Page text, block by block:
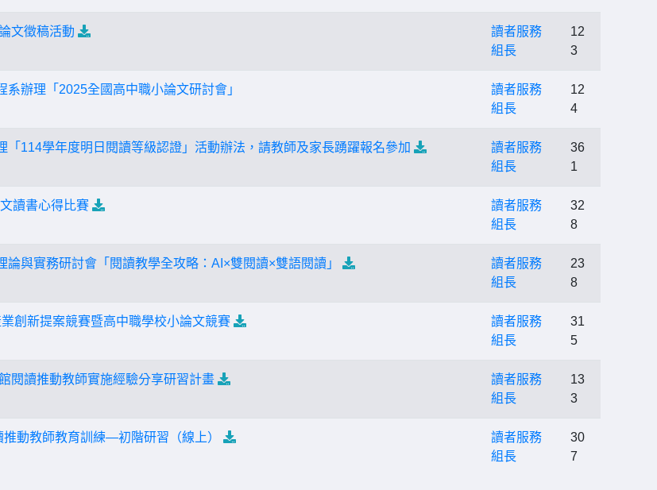
文徵稿活動
讀者服務
組長
12
3
辦理「2025全國高中職小論文研討會」
讀者服務
組長
12
4
「114學年度明日閱讀等級認證」活動辦法，請教師及家長踴躍報名參加
讀者服務
組長
36
1
讀書心得比賽
讀者服務
組長
32
8
與實務研討會「閱讀教學全攻略：AI×雙閱讀×雙語閱讀」
讀者服務
組長
23
8
創新提案競賽暨高中職學校小論文競賽
讀者服務
組長
31
5
閱讀推動教師實施經驗分享研習計畫
讀者服務
組長
13
3
動教師教育訓練—初階研習（線上）
讀者服務
組長
30
7